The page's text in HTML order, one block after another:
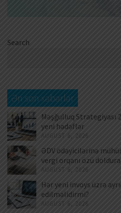
Search
Ən son xəbərlər
Məşğulluq Strategiyası
yeni hədəflər
AUGUST 6, 2026
ƏDV ödəyicilərinə
vergi orqanı özü
AUGUST 6, 2026
Hər yeni invoys üzrə
edilməlidirmi?
AUGUST 6, 2026